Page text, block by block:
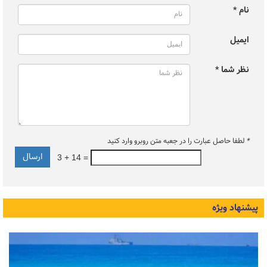
نام *
ایمیل
نظر شما *
* لطفا حاصل عبارت را در جعبه متن روبرو وارد کنید
3 + 14 =
پیشنهاد ویژه